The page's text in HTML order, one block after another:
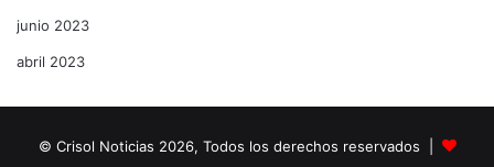
junio 2023
abril 2023
© Crisol Noticias 2026, Todos los derechos reservados |